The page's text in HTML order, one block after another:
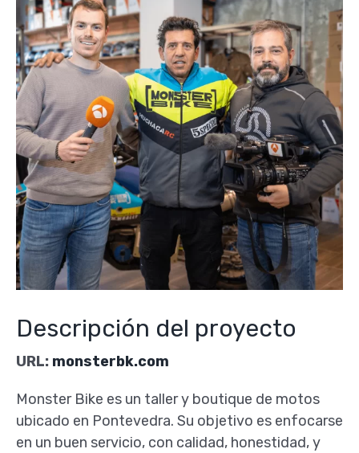
Descripción del proyecto
URL: monsterbk.com
Monster Bike es un taller y boutique de motos
ubicado en Pontevedra. Su objetivo es enfocarse
en un buen servicio, con calidad, honestidad, y